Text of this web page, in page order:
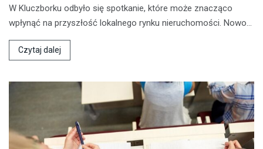
W Kluczborku odbyło się spotkanie, które może znacząco
wpłynąć na przyszłość lokalnego rynku nieruchomości. Nowo…
Czytaj dalej